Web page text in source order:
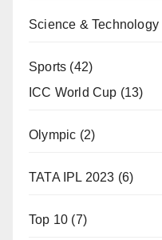
Science & Technology
Sports (42)
ICC World Cup (13)
Olympic (2)
TATA IPL 2023 (6)
Top 10 (7)